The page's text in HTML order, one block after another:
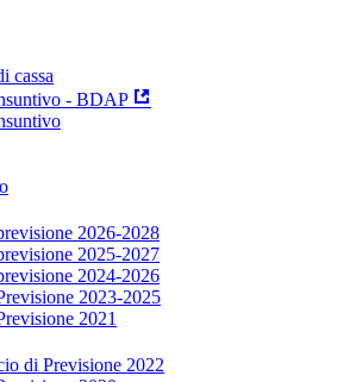
cassa
- BDAP
2026-2028
2025-2027
2024-2026
2023-2025
2021
di Previsione 2022